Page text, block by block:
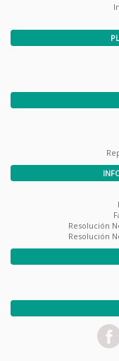
Resolución
Resolución